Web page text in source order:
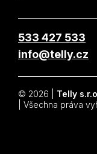
533 427 533
info@telly.cz
© 2026 | Telly
| Všechna práva